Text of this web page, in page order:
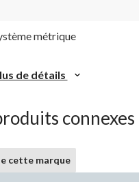
métrique
de détails
connexes
cette marque